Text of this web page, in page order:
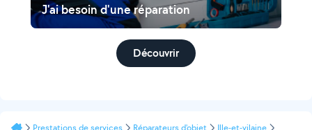
J'ai besoin d'une réparation
Découvrir
Prestations de services Réparateurs d'objet
Ille-et-vilaine